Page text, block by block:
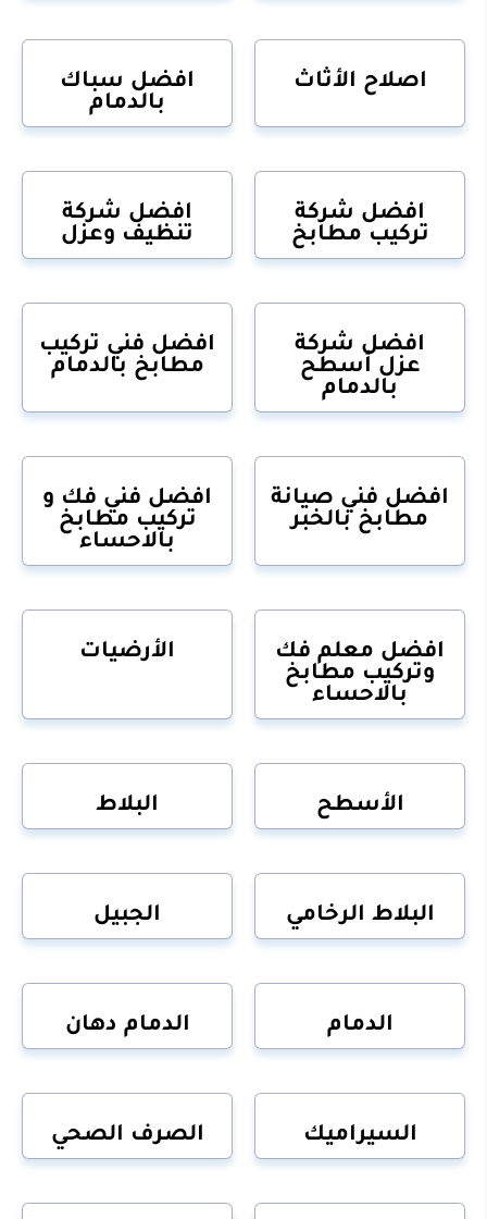
اصلاح الأثاث
افضل سباك
بالدمام
افضل شركة
تركيب مطابخ
افضل شركة
تنظيف وعزل
افضل شركة
عزل أسطح
بالدمام
افضل فني تركيب
مطابخ بالدمام
افضل فني صيانة
مطابخ بالخبر
افضل فني فك و
تركيب مطابخ
بالاحساء
افضل معلم فك
وتركيب مطابخ
بالاحساء
الأرضيات
الأسطح البلاط
البلاط الرخامي الجبيل
الدمام الدمام دهان
السيراميك الصرف الصحي